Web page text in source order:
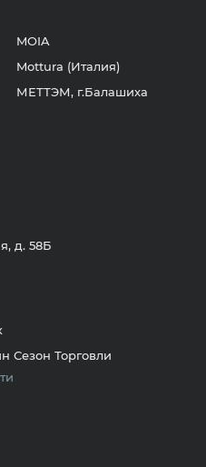
MOIA
Mottura (Италия)
МЕТТЭМ, г.Балашиха
д. 58Б
Сезон Торговли
банковскими